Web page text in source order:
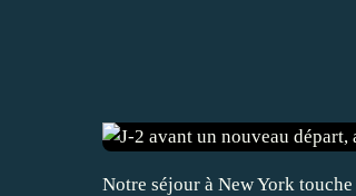
Notre séjour à New York